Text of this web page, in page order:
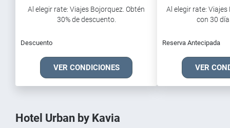
Al elegir rate: Viajes Bojorquez. Obtén
30% de descuento.
Descuento
VER CONDICIONES
Al elegir rate:
con 30
Reserva Antecipada
VER
Hotel Urban by Kavia